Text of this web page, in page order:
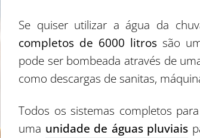
Se quiser utilizar a água da
completos de 6000 litrossão
pode ser bombeada através de
como descargas de sanitas,
Todos os sistemas completos
uma unidade de águas pluviais